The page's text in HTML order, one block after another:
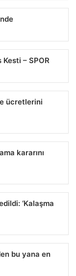
– SPOR
ücretlerini
kararını
‘Kalaşma
bu yana en